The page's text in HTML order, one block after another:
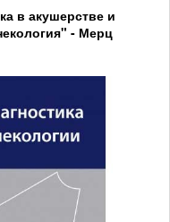
в акушерстве и
- Мерц